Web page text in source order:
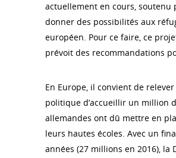
actuellement en cours, soutenu
donner des possibilités aux
européen. Pour ce faire, ce
prévoit des recommandations
En Europe, il convient de
politique d’accueillir un million
allemandes ont dû mettre en
leurs hautes écoles. Avec un
années (27 millions en 2016), la